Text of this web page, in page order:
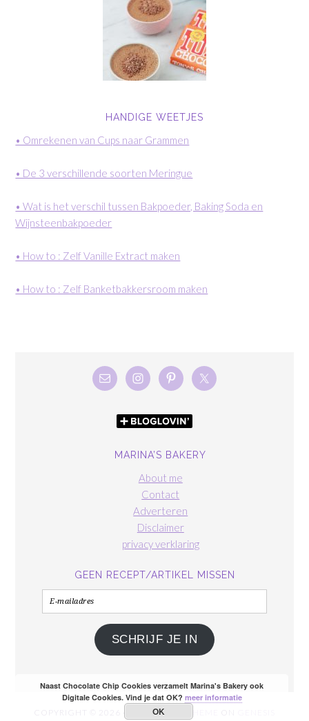
HANDIGE WEETJES
• Omrekenen van Cups naar Grammen
• De 3 verschillende soorten Meringue
• Wat is het verschil tussen Bakpoeder, Baking Soda en
Wijnsteenbakpoeder
• How to : Zelf Vanille Extract maken
• How to : Zelf Banketbakkersroom maken
MARINA’S BAKERY
About me
Contact
Adverteren
Disclaimer
privacy verklaring
GEEN RECEPT/ARTIKEL MISSEN
E-
mailadres
SCHRIJF JE IN
COPYRIGHT © 2026 · FOODIE PRO THEME
Naast Chocolate Chip Cookies verzamelt Marina's Bakery ook
Digitale Cookies. Vind je dat OK? meer informatie
OK